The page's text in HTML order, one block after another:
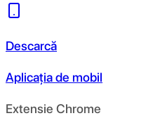
Descarcă
Aplicația de mobil
Extensie Chrome